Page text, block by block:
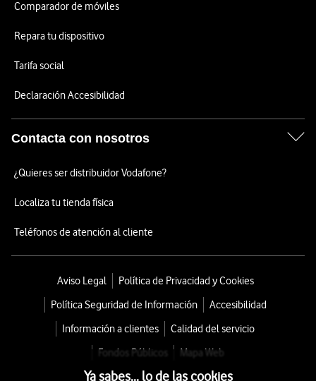
Comparador de móviles
Repara tu dispositivo
Tarifa social
Declaración Accesibilidad
Contacta con nosotros
¿Quieres ser distribuidor Vodafone?
Localiza tu tienda física
Teléfonos de atención al cliente
Aviso Legal
Política de Privacidad y Cookies
Política Seguridad de Información
Accesibilidad
Información a clientes
Calidad del servicio
Fondos Públicos
Mapa Web
Ya sabes... lo de las cookies